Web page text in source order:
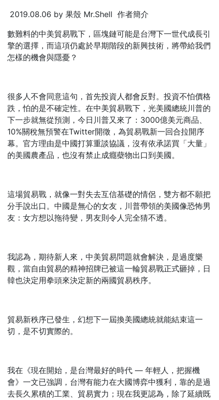
2019.08.06 by 果殼 Mr.Shell 作者簡介
數難料的中美貿易戰下，區塊鏈可能是台灣下一世代成長引
擎的選擇，而這項仍處於早期階段的新興技術，將帶給我們
怎樣的機會與隱憂？
很多人不會同意這句，首先投資人都會反對。投資不怕價格
跌，怕的是不確定性。在中美貿易戰下，光美國總統川普的
下一步就無從預測，今日川普又來了：3000億美元商品、
10%關稅無預警在Twitter開徵，為貿易戰新一回合拉開序
幕。官方理由是中國打算重談協議，沒有依承諾買「大量」
的美國農產品，也沒有禁止成癮蘗物出口到美國。
這場貿易戰，就像一對失去互信基礎的情侶，雙方都不願把
分手說出口。中國是無心的女友，川普帶領的美國像恐怖男
友：女方想以拖待變，男友則令人完全猜不透。
我認為，期待新人來，中美貿易問題就會解決，是過度樂
觀，當自由貿易的精神招牌已被這一輪貿易戰正式砸掉，日
韓也決定用拳頭來決定新的兩國貿易秩序。
貿易新秩序已發生，幻想下一屆換美國總統就能結束這一
切，是不切實際的。
我在《現在開始，是台灣最好的時代 — 年輕人，把握機
會》一文已強調，台灣有能力在大國博弈中獲利，靠的是過
去長久累積的工業、貿易實力；現在我更認為，除了延續既